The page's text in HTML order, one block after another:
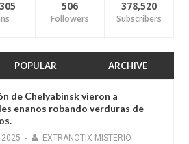
506
Followers
378,520
Subscribers
POPULAR ARCHIVE
de Chelyabinsk vieron a
enanos robando verduras de
2025 - EXTRANOTIX MISTERIO